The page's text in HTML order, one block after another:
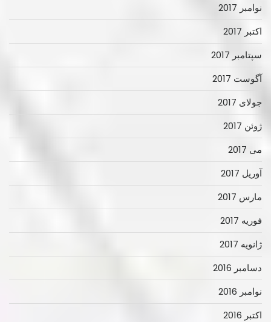
نوامبر 2017
اکتبر 2017
سپتامبر 2017
آگوست 2017
جولای 2017
ژوئن 2017
می 2017
آوریل 2017
مارس 2017
فوریه 2017
ژانویه 2017
دسامبر 2016
نوامبر 2016
اکتبر 2016